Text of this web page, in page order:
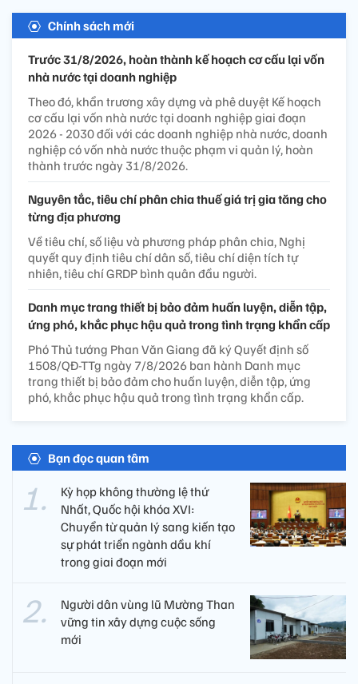
Chính sách mới
Trước 31/8/2026, hoàn thành kế hoạch cơ cấu lại vốn
nhà nước tại doanh nghiệp
Theo đó, khẩn trương xây dựng và phê duyệt Kế hoạch
cơ cấu lại vốn nhà nước tại doanh nghiệp giai đoạn
2026 - 2030 đối với các doanh nghiệp nhà nước, doanh
nghiệp có vốn nhà nước thuộc phạm vi quản lý, hoàn
thành trước ngày 31/8/2026.
Nguyên tắc, tiêu chí phân chia thuế giá trị gia tăng cho
từng địa phương
Về tiêu chí, số liệu và phương pháp phân chia, Nghị
quyết quy định tiêu chí dân số, tiêu chí diện tích tự
nhiên, tiêu chí GRDP bình quân đầu người.
Danh mục trang thiết bị bảo đảm huấn luyện, diễn tập,
ứng phó, khắc phục hậu quả trong tình trạng khẩn cấp
Phó Thủ tướng Phan Văn Giang đã ký Quyết định số
1508/QĐ-TTg ngày 7/8/2026 ban hành Danh mục
trang thiết bị bảo đảm cho huấn luyện, diễn tập, ứng
phó, khắc phục hậu quả trong tình trạng khẩn cấp.
Bạn đọc quan tâm
Kỳ họp không thường lệ thứ
Nhất, Quốc hội khóa XVI:
Chuyển từ quản lý sang kiến tạo
sự phát triển ngành dầu khí
trong giai đoạn mới
Người dân vùng lũ Mường Than
vững tin xây dựng cuộc sống
mới